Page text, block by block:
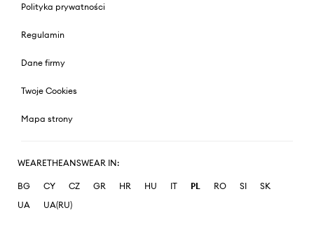
Polityka prywatności
Regulamin
Dane firmy
Twoje Cookies
Mapa strony
WEARETHEANSWEAR IN:
BG CY CZ GR HR HU IT PL RO SI
SK
UA
UA(RU)